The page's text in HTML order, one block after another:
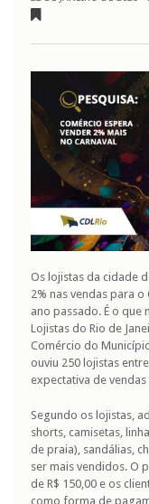
Os lojistas da cidade
2% nas vendas para
ano passado. É o que
Lojistas do Rio de
Comércio do
ouviu 250 lojistas
expectativa de
Segundo os lojistas,
shorts, camisetas,
de praia), sandálias,
ser mais vendidos. O
de R$ 150,00 e os
como forma de
vender
mais